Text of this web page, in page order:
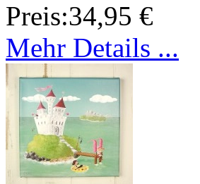
Preis:34,95 €
Mehr Details ...